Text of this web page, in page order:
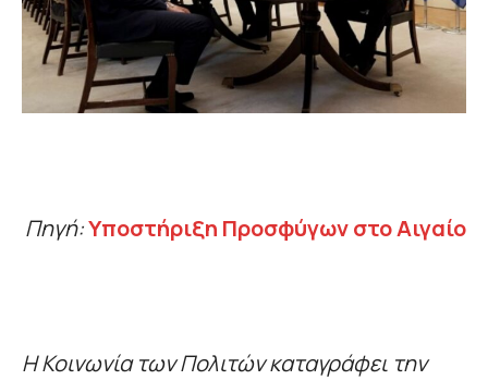
Πηγή:Υποστήριξη Προσφύγων στο Αιγαίο
Η Κοινωνία των Πολιτών καταγράφει την